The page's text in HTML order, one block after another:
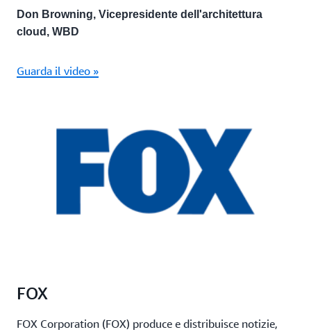
Don Browning, Vicepresidente dell'architettura
cloud, WBD
Guarda il video »
FOX
FOX Corporation (FOX) produce e distribuisce notizie,